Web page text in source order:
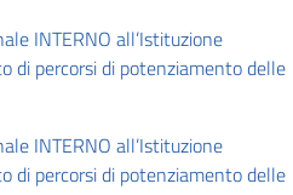
INTERNO all’Istituzione
di percorsi di potenziamento delle
INTERNO all’Istituzione
di percorsi di potenziamento delle